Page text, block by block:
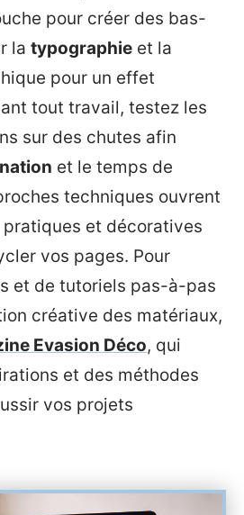
pour créer des bas-
la typographie et la
pour un effet
tout travail, testez les
sur des chutes afin
et le temps de
techniques ouvrent
et décoratives
vos pages. Pour
et de tutoriels pas-à-pas
créative des matériaux,
Evasion Déco, qui
et des méthodes
vos projets